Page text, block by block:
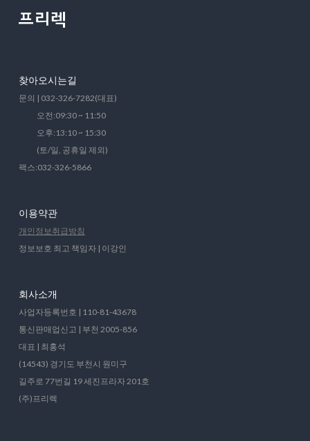
찾아오시는길
문의 | 032-326-7282(대표)
오전:09:30 ~ 11:50
오후:13:10 ~ 15:30
(토/일, 공휴일 제외)
팩스:032-326-5866
이용약관
개인정보취급방침
정보보호 최고 책임자 | 이강인
회사소개
사업자등록번호 | 110-81-43678
통신판매업신고 | 부천 2005-856
대표 | 최홍석
(14543) 경기도 부천시 원미구
길주로 77번길 19 세진프라자 201호
(주)프리렉